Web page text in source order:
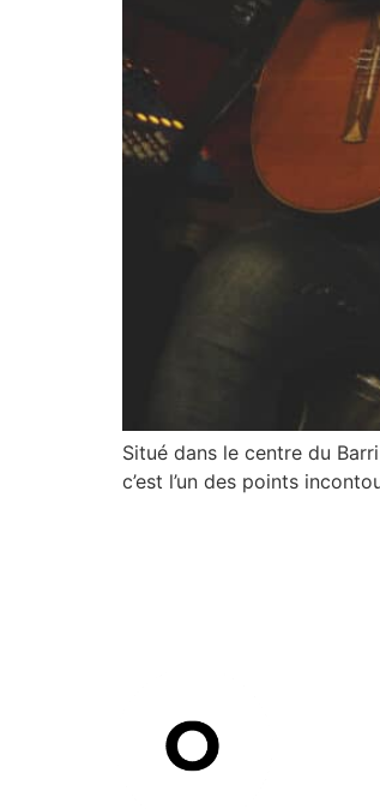
Situé dans le centre du
c’est l’un des points